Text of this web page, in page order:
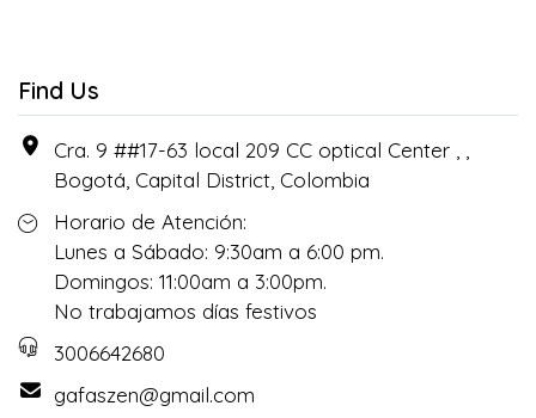
Find Us
Cra. 9 ##17-63 local 209 CC optical Center , ,
Bogotá, Capital District, Colombia
Horario de Atención:
Lunes a Sábado: 9:30am a 6:00 pm.
Domingos: 11:00am a 3:00pm.
No trabajamos días festivos
3006642680
gafaszen@gmail.com